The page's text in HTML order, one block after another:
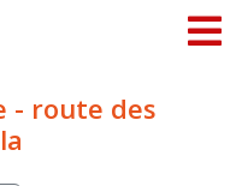
- route des